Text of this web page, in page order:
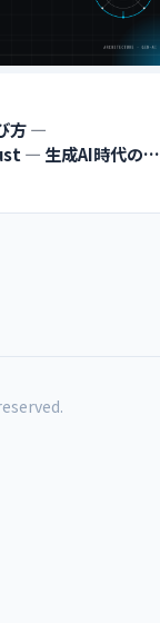
方 ―
― 生成AI時代のア